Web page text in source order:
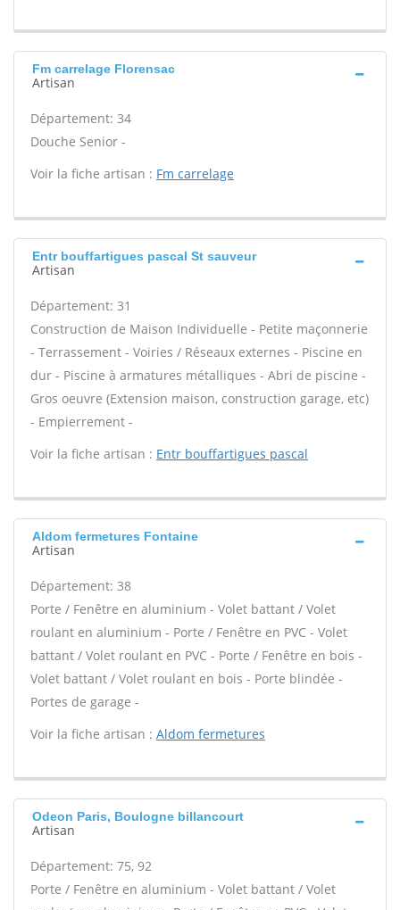
Fm carrelage Florensac
Artisan
Département: 34
Douche Senior -
Voir la fiche artisan : Fm carrelage
Entr bouffartigues pascal St sauveur
Artisan
Département: 31
Construction de Maison Individuelle - Petite maçonnerie
- Terrassement - Voiries / Réseaux externes - Piscine en
dur - Piscine à armatures métalliques - Abri de piscine -
Gros oeuvre (Extension maison, construction garage, etc)
- Empierrement -
Voir la fiche artisan : Entr bouffartigues pascal
Aldom fermetures Fontaine
Artisan
Département: 38
Porte / Fenêtre en aluminium - Volet battant / Volet
roulant en aluminium - Porte / Fenêtre en PVC - Volet
battant / Volet roulant en PVC - Porte / Fenêtre en bois -
Volet battant / Volet roulant en bois - Porte blindée -
Portes de garage -
Voir la fiche artisan : Aldom fermetures
Odeon Paris, Boulogne billancourt
Artisan
Département: 75, 92
Porte / Fenêtre en aluminium - Volet battant / Volet